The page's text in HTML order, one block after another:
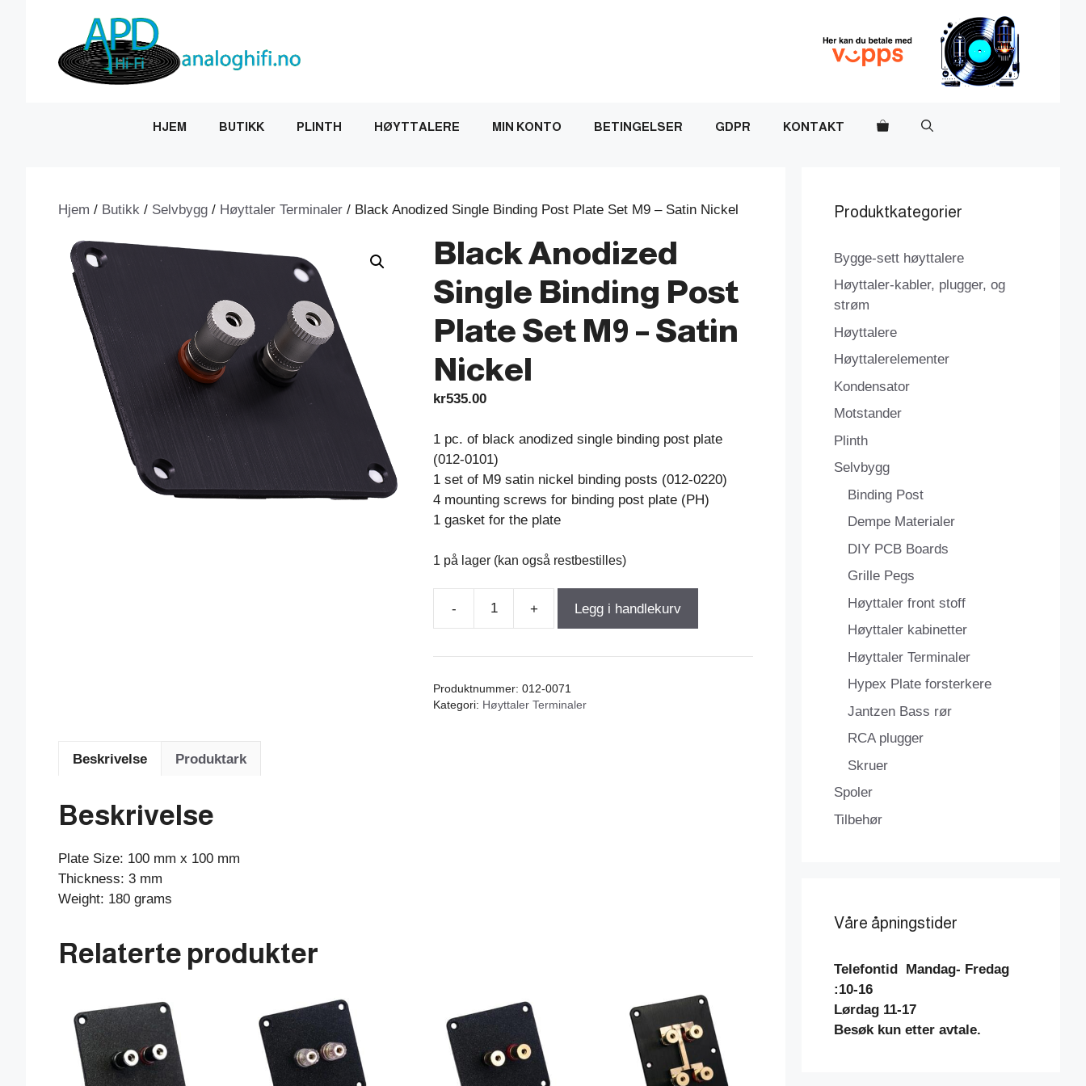
HJEM BUTIKK PLINTH HØYTTALERE MIN KONTO BETINGELSER GDPR KONTAKT
Hjem / Butikk / Selvbygg / Høyttaler Terminaler / Black Anodized Single Binding Post Plate Set M9 – Satin Nickel
Black Anodized
Single Binding Post
Plate Set M9 – Satin
Nickel
kr535.00
1 pc. of black anodized single binding post plate
(012-0101)
1 set of M9 satin nickel binding posts (012-0220)
4 mounting screws for binding post plate (PH)
1 gasket for the plate
1 på lager (kan også restbestilles)
-
Single
Post
+ Legg i handlekurv
Produktnummer:012-0071
Kategori: Høyttaler Terminaler
Beskrivelse Produktark
Beskrivelse
Plate Size: 100 mm x 100 mm
Thickness: 3 mm
Weight: 180 grams
Relaterte produkter
Produktkategorier
Bygge-sett høyttalere
Høyttaler-kabler, plugger, og
strøm
Høyttalere
Høyttalerelementer
Kondensator
Motstander
Plinth
Selvbygg
Binding Post
Dempe Materialer
DIY PCB Boards
Grille Pegs
Høyttaler front stoff
Høyttaler kabinetter
Høyttaler Terminaler
Hypex Plate forsterkere
Jantzen Bass rør
RCA plugger
Skruer
Spoler
Tilbehør
Våre åpningstider
Telefontid Mandag- Fredag
:10-16
Lørdag 11-17
Besøk kun etter avtale.